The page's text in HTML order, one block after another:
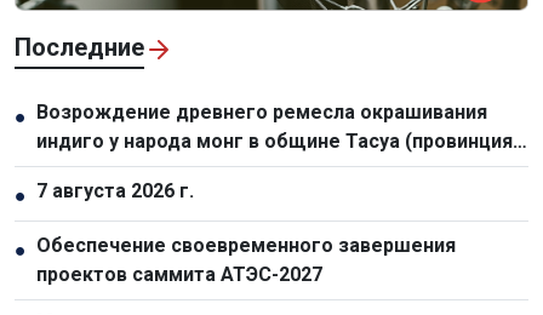
Последние
●
Возрождение древнего ремесла окрашивания
индиго у народа монг в общине Тасуа (провинция
Шонла)
● 7 августа 2026 г.
● Обеспечение своевременного завершения
проектов саммита АТЭС-2027